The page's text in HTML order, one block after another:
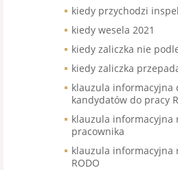
kiedy przychodzi
kiedy wesela 2021
kiedy zaliczka nie
kiedy zaliczka
klauzula informacyjna
kandydatów do pracy
klauzula informacyjna
pracownika
klauzula informacyjna
RODO